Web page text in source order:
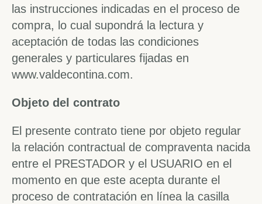
las instrucciones indicadas en el proceso de
compra, lo cual supondrá la lectura y
aceptación de todas las condiciones
generales y particulares fijadas en
www.valdecontina.com.
Objeto del contrato
El presente contrato tiene por objeto regular
la relación contractual de compraventa nacida
entre el PRESTADOR y el USUARIO en el
momento en que este acepta durante el
proceso de contratación en línea la casilla